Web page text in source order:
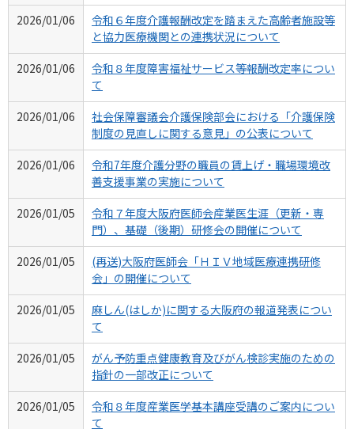
2026/01/06
令和６年度介護報酬改定を踏まえた高齢者施設等
と協力医療機関との連携状況について
2026/01/06
令和８年度障害福祉サービス等報酬改定率につい
て
2026/01/06
社会保障審議会介護保険部会における「介護保険
制度の見直しに関する意見」の公表について
2026/01/06
令和7年度介護分野の職員の賃上げ・職場環境改
善支援事業の実施について
2026/01/05
令和７年度大阪府医師会産業医生涯（更新・専
門）、基礎（後期）研修会の開催について
2026/01/05
(再送)大阪府医師会「ＨＩＶ地域医療連携研修
会」の開催について
2026/01/05
麻しん(はしか)に関する大阪府の報道発表につい
て
2026/01/05
がん予防重点健康教育及びがん検診実施のための
指針の一部改正について
2026/01/05
令和８年度産業医学基本講座受講のご案内につい
て